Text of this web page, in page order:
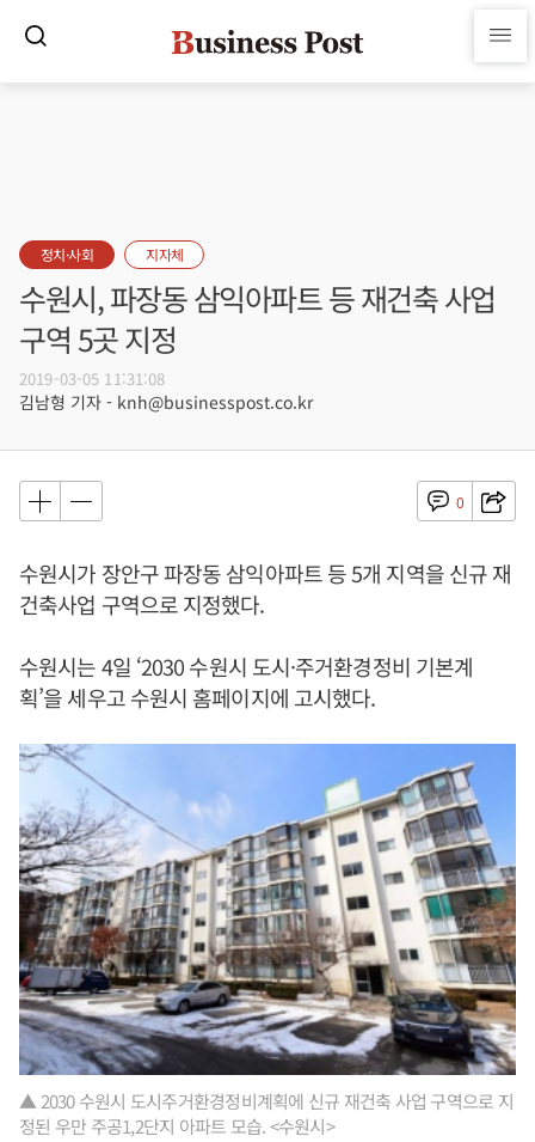
정치·사회 지자체
수원시, 파장동 삼익아파트 등 재건축 사업
구역 5곳 지정
2019-03-05 11:31:08
김남형 기자 - knh@businesspost.co.kr
0
수원시가 장안구 파장동 삼익아파트 등 5개 지역을 신규 재
건축사업 구역으로 지정했다.
수원시는 4일 ‘2030 수원시 도시·주거환경정비 기본계
획’을 세우고 수원시 홈페이지에 고시했다.
▲ 2030 수원시 도시주거환경정비계획에 신규 재건축 사업 구역으로 지
정된 우만 주공1,2단지 아파트 모습. <수원시>